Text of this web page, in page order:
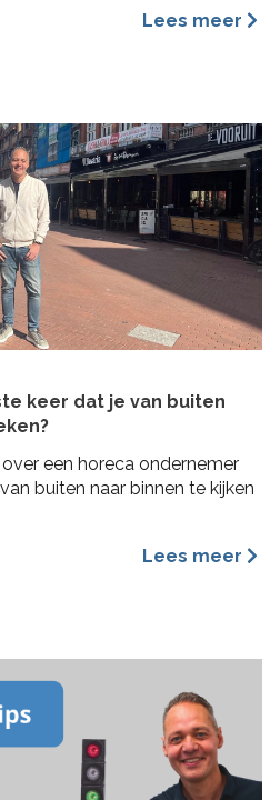
In deze blog benoem ik de
Lees meer
keer dat je van buiten
een horeca ondernemer
buiten naar binnen te kijken
Lees meer